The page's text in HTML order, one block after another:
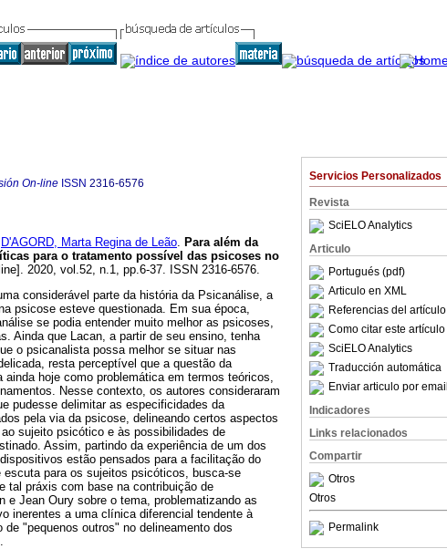
Servicios Personalizados
Revista
SciELO Analytics
Articulo
Portugués (pdf)
Articulo en XML
Referencias del artículo
Como citar este artículo
SciELO Analytics
Traducción automática
Enviar articulo por email
Indicadores
Links relacionados
Compartir
Otros
Otros
Permalink
On-line ISSN 2316-6576
D'AGORD, Marta Regina de Leão. Para além da
para o tratamento possível das psicoses no
2020, vol.52, n.1, pp.6-37. ISSN 2316-6576.
considerável parte da história da Psicanálise, a
psicose esteve questionada. Em sua época,
se podia entender muito melhor as psicoses,
Ainda que Lacan, a partir de seu ensino, tenha
o psicanalista possa melhor se situar nas
resta perceptível que a questão da
hoje como problemática em termos teóricos,
Nesse contexto, os autores consideraram
pudesse delimitar as especificidades da
pela via da psicose, delineando certos aspectos
sujeito psicótico e às possibilidades de
Assim, partindo da experiência de um dos
estão pensados para a facilitação do
para os sujeitos psicóticos, busca-se
tal práxis com base na contribuição de
e Jean Oury sobre o tema, problematizando as
inerentes a uma clínica diferencial tendente à
"pequenos outros" no delineamento dos